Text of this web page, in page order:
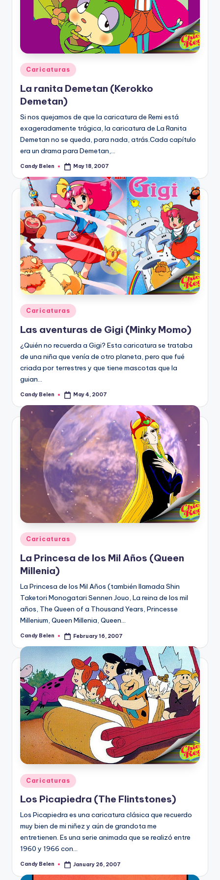
Posted
in
Caricaturas
La ranita Demetan (Kerokko
Demetan)
Si nos quejamos de que la caricatura de Remi está
exageradamente trágica, la caricatura de La Ranita
Demetan no se queda, para nada, atrás.Cada capí­tulo
era un drama para Demetan,…
Posted
Candy Belen May 18, 2007
Posted
in
Caricaturas
Las aventuras de Gigi (Minky Momo)
¿Quién no recuerda a Gigi? Esta caricatura se trataba
de una niña que vení­a de otro planeta, pero que fué
criada por terrestres y que tiene mascotas que la
guian…
Posted
Candy Belen May 4, 2007
Posted
in
Caricaturas
La Princesa de los Mil Años (Queen
Millenia)
La Princesa de los Mil Años (también llamada Shin
Taketori Monogatari Sennen Jouo, La reina de los mil
años, The Queen of a Thousand Years, Princesse
Millenium, Queen Millenia, Queen…
Posted
Candy Belen February 16, 2007
Posted
in
Caricaturas
Los Picapiedra (The Flintstones)
Los Picapiedra es una caricatura clásica que recuerdo
muy bien de mi niñez y aún de grandota me
entretienen. Es una serie animada que se realizó entre
1960 y 1966 con…
Posted
Candy Belen January 26, 2007